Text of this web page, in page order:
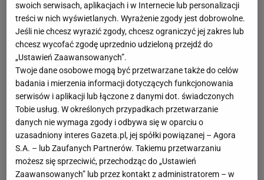
swoich serwisach, aplikacjach i w Internecie lub personalizacji
treści w nich wyświetlanych. Wyrażenie zgody jest dobrowolne.
Jeśli nie chcesz wyrazić zgody, chcesz ograniczyć jej zakres lub
chcesz wycofać zgodę uprzednio udzieloną przejdź do
„Ustawień Zaawansowanych”.
Twoje dane osobowe mogą być przetwarzane także do celów
badania i mierzenia informacji dotyczących funkcjonowania
serwisów i aplikacji lub łączone z danymi dot. świadczonych
Tobie usług. W określonych przypadkach przetwarzanie
danych nie wymaga zgody i odbywa się w oparciu o
uzasadniony interes Gazeta.pl, jej spółki powiązanej – Agora
S.A. – lub Zaufanych Partnerów. Takiemu przetwarzaniu
możesz się sprzeciwić, przechodząc do „Ustawień
Zaawansowanych” lub przez kontakt z administratorem – w